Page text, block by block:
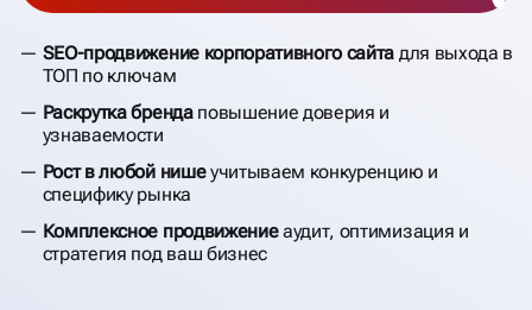
SEO-продвижение корпоративного сайта для выхода в
ТОП по ключам
Раскрутка брендаповышение доверия и
узнаваемости
Рост в любой нишеучитываем конкуренцию и
специфику рынка
Комплексное продвижениеаудит, оптимизация и
стратегия под ваш бизнес